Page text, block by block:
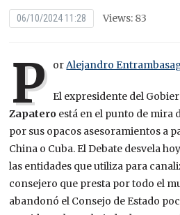
06/10/2024 11:28 Views: 83
P orAlejandro
El expresidente del
Zapatero está en el punto de mira
por sus opacos asesoramientos a
China o Cuba. El Debate desvela
las entidades que utiliza para
consejero que presta por todo el
abandonó el Consejo de Estado